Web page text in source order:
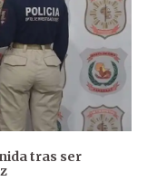
tras ser